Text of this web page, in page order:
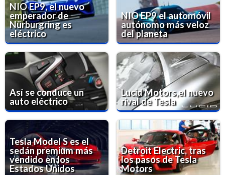
NIO EP9, el nuevo
emperador de
Nürburgring es
eléctrico
NIO EP9 el automóvil
autónomo más veloz
del planeta
Así se conduce un
auto eléctrico
Lucid Motors,el nuevo
rival de Tesla
Tesla Model S es el
sedán premium más
vendido en los
Estados Unidos
Detroit Electric, tras
los pasos de Tesla
Motors